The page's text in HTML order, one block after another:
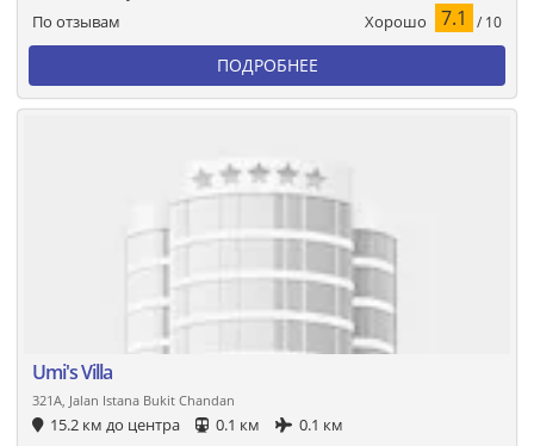
По отзывам Хорошо 7.1 / 10
ПОДРОБНЕЕ
Umi's Villa
321A, Jalan Istana Bukit Chandan
15.2 км до центра 0.1 км
0.1 км